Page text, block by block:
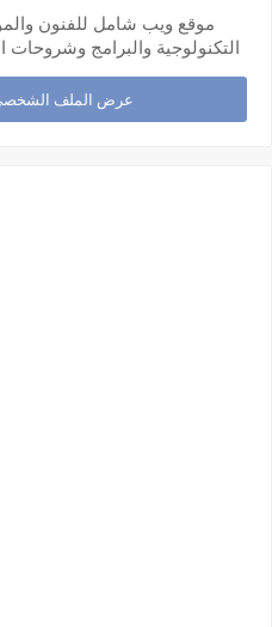
موقع ويب شامل للفنون
التكنولوجية والبرامج وشروحات
عرض الملف